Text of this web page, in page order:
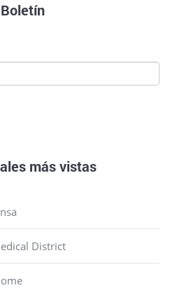
Boletín
más vistas
District